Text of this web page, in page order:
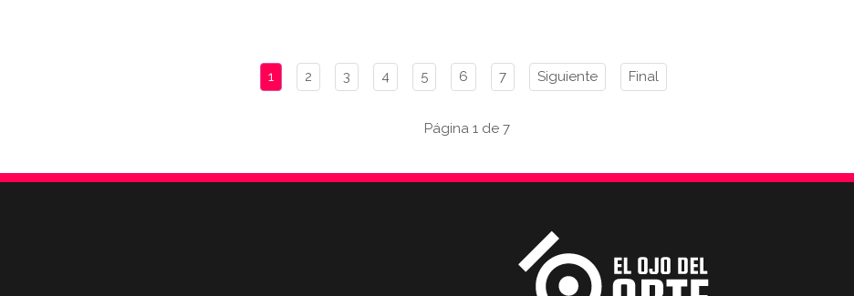
1 2 3 4 5 6 7 Siguiente Final
Página 1 de 7